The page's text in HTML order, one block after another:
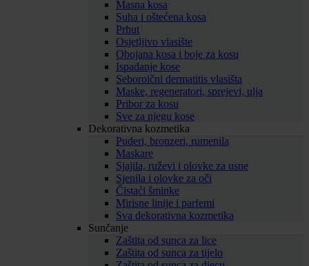
Masna kosa
Suha i oštećena kosa
Prhut
Osjetljivo vlasište
Obojana kosa i boje za kosu
Ispadanje kose
Seboroični dermatitis vlasišta
Maske, regeneratori, sprejevi, ulja
Pribor za kosu
Sve za njegu kose
Dekorativna kozmetika
Puderi, bronzeri, rumenila
Maskare
Sjajila, ruževi i olovke za usne
Sjenila i olovke za oči
Čistaći šminke
Mirisne linije i parfemi
Sva dekorativna kozmetika
Sunčanje
Zaštita od sunca za lice
Zaštita od sunca za tijelo